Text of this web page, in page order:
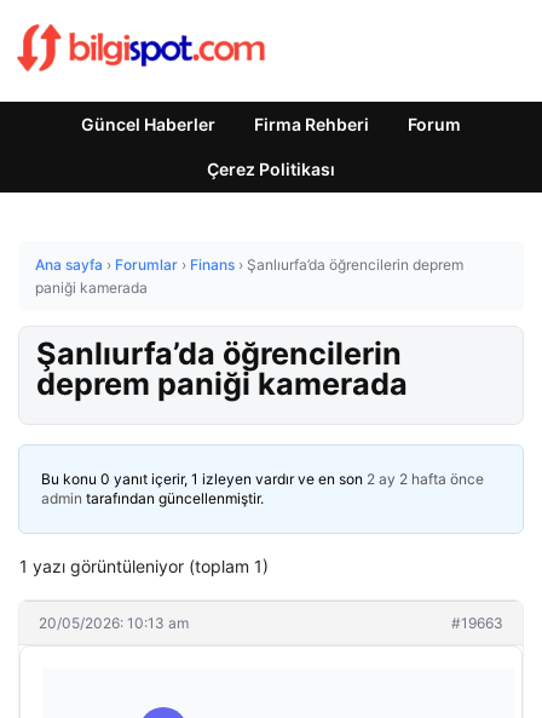
Güncel Haberler Firma Rehberi Forum
Çerez Politikası
Ana sayfa › Forumlar › Finans › Şanlıurfa’da öğrencilerin deprem
paniği kamerada
Şanlıurfa’da öğrencilerin
deprem paniği kamerada
Bu konu 0 yanıt içerir, 1 izleyen vardır ve en son 2 ay 2 hafta önce
admin tarafından güncellenmiştir.
1 yazı görüntüleniyor (toplam 1)
20/05/2026: 10:13 am #19663